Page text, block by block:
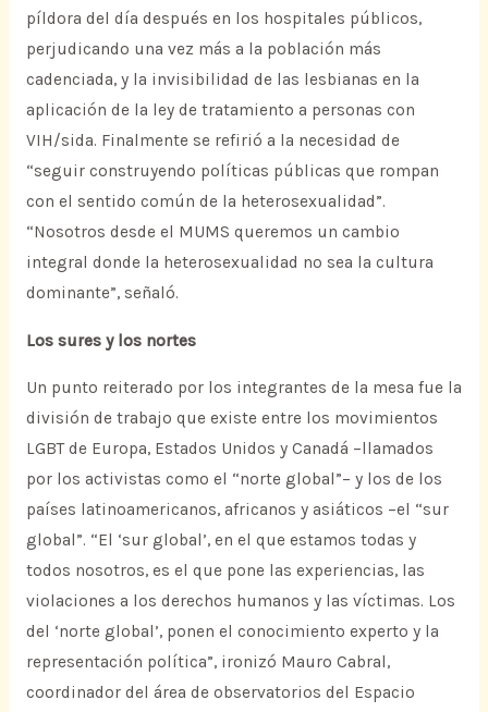
píldora del día después en los hospitales públicos,
perjudicando una vez más a la población más
cadenciada, y la invisibilidad de las lesbianas en la
aplicación de la ley de tratamiento a personas con
VIH/sida. Finalmente se refirió a la necesidad de
“seguir construyendo políticas públicas que rompan
con el sentido común de la heterosexualidad”.
“Nosotros desde el MUMS queremos un cambio
integral donde la heterosexualidad no sea la cultura
dominante”, señaló.
Los sures y los nortes
Un punto reiterado por los integrantes de la mesa fue la
división de trabajo que existe entre los movimientos
LGBT de Europa, Estados Unidos y Canadá –llamados
por los activistas como el “norte global”– y los de los
países latinoamericanos, africanos y asiáticos –el “sur
global”. “El ‘sur global’, en el que estamos todas y
todos nosotros, es el que pone las experiencias, las
violaciones a los derechos humanos y las víctimas. Los
del ‘norte global’, ponen el conocimiento experto y la
representación política”, ironizó Mauro Cabral,
coordinador del área de observatorios del Espacio